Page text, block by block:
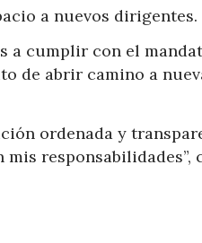
a nuevos dirigentes.
a cumplir con el
de abrir camino a
ordenada y
responsabilidades”,